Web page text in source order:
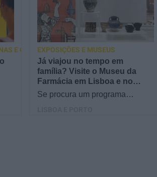
E CURSOS
Já viajou no tempo em
família? Visite o Museu da
Farmácia em Lisboa e no
Porto
Se procura um programa
EXPOSIÇÕES E MUSEUS